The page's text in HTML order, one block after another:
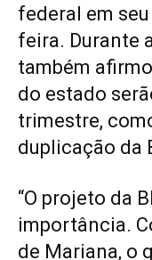
federal em
feira. Durante
também
do estado
trimestre,
duplicação da
“O projeto da
importância.
de Mariana, o